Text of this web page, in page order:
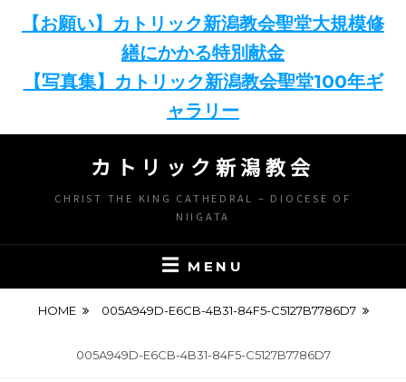
【お願い】カトリック新潟教会聖堂大規模修
繕にかかる特別献金
【写真集】カトリック新潟教会聖堂100年ギ
ャラリー
content
カトリック新潟教会
CHRIST THE KING CATHEDRAL – DIOCESE OF
NIIGATA
MENU
HOME 005A949D-E6CB-4B31-84F5-C5127B7786D7
005A949D-E6CB-4B31-84F5-C5127B7786D7